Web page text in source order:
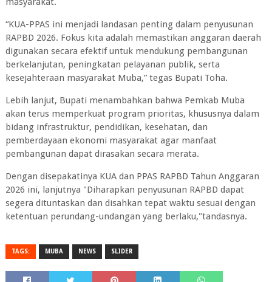
“KUA-PPAS ini menjadi landasan penting dalam penyusunan
RAPBD 2026. Fokus kita adalah memastikan anggaran daerah
digunakan secara efektif untuk mendukung pembangunan
berkelanjutan, peningkatan pelayanan publik, serta
kesejahteraan masyarakat Muba,” tegas Bupati Toha.
Lebih lanjut, Bupati menambahkan bahwa Pemkab Muba
akan terus memperkuat program prioritas, khususnya dalam
bidang infrastruktur, pendidikan, kesehatan, dan
pemberdayaan ekonomi masyarakat agar manfaat
pembangunan dapat dirasakan secara merata.
Dengan disepakatinya KUA dan PPAS RAPBD Tahun Anggaran
2026 ini, lanjutnya "Diharapkan penyusunan RAPBD dapat
segera dituntaskan dan disahkan tepat waktu sesuai dengan
ketentuan perundang-undangan yang berlaku,"tandasnya.
TAGS: MUBA NEWS SLIDER